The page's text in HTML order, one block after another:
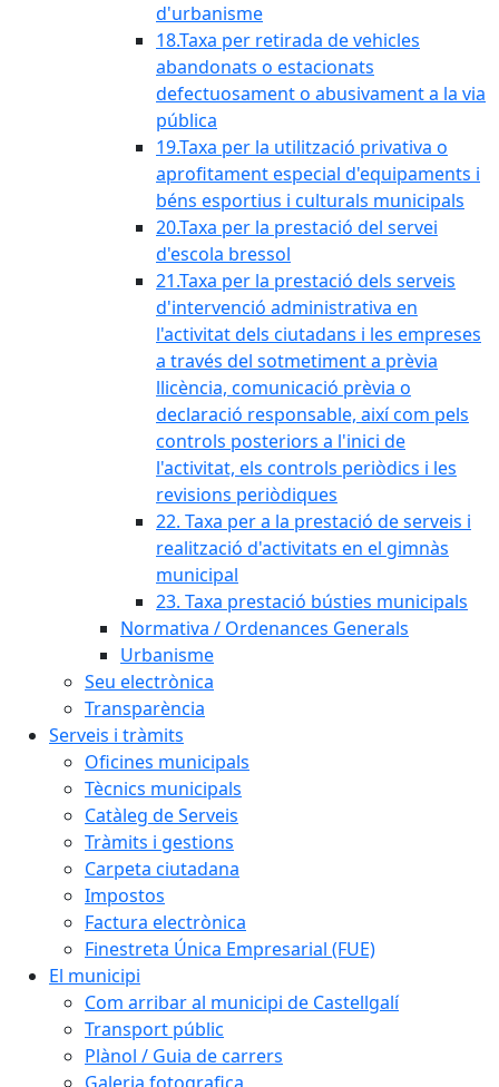
d'urbanisme
18.Taxa per retirada de vehicles
abandonats o estacionats
defectuosament o abusivament a la via
pública
19.Taxa per la utilització privativa o
aprofitament especial d'equipaments i
béns esportius i culturals municipals
20.Taxa per la prestació del servei
d'escola bressol
21.Taxa per la prestació dels serveis
d'intervenció administrativa en
l'activitat dels ciutadans i les empreses
a través del sotmetiment a prèvia
llicència, comunicació prèvia o
declaració responsable, així com pels
controls posteriors a l'inici de
l'activitat, els controls periòdics i les
revisions periòdiques
22. Taxa per a la prestació de serveis i
realització d'activitats en el gimnàs
municipal
23. Taxa prestació bústies municipals
Normativa / Ordenances Generals
Urbanisme
Seu electrònica
Transparència
Serveis i tràmits
Oficines municipals
Tècnics municipals
Catàleg de Serveis
Tràmits i gestions
Carpeta ciutadana
Impostos
Factura electrònica
Finestreta Única Empresarial (FUE)
El municipi
Com arribar al municipi de Castellgalí
Transport públic
Plànol / Guia de carrers